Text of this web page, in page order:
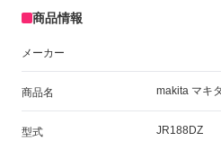
商品情報
メーカー
商品名 makita マキ
型式 JR188DZ